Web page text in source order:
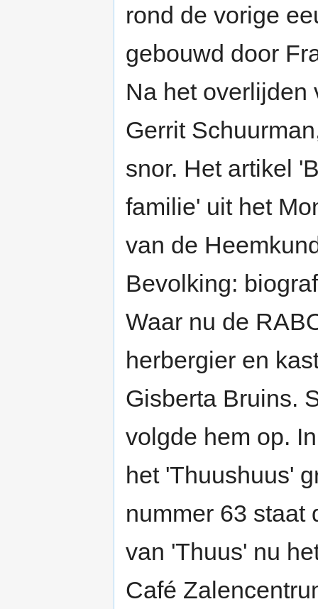
rond de vorige
gebouwd door
Na het overlijden
Gerrit
snor. Het artikel
familie' uit het
van de
Bevolking:
Waar nu de
herbergier en
Gisberta Bruins.
volgde hem op.
het 'Thuushuus'
nummer 63 staat
van 'Thuus' nu
Café